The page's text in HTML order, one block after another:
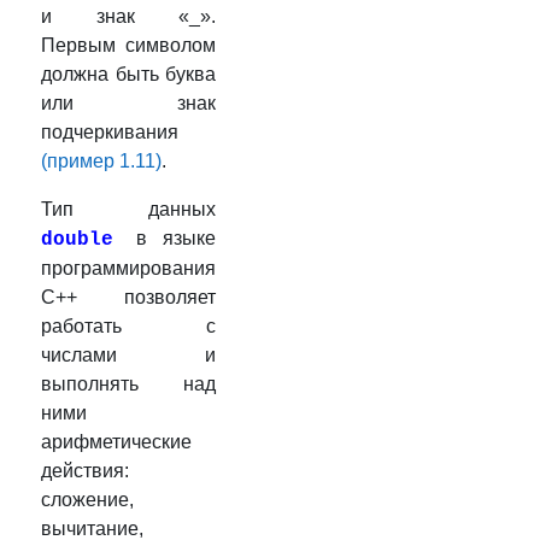
и знак «_».
Первым символом
должна быть буква
или знак
подчеркивания
(пример 1.11).
Тип данных
double
в языке
программирования
C++ позволяет
работать с
числами и
выполнять над
ними
арифметические
действия:
сложение,
вычитание,